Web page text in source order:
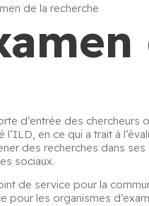
de la recherche
d’entrée des chercheurs
en ce qui a trait à
des recherches dans
sociaux.
de service pour la
les organismes